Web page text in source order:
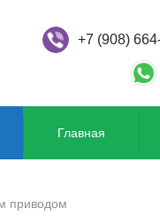
+7 (908)
Главная
приводом